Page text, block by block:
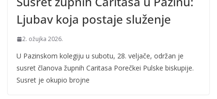
Ljubav koja postaje služenje
2. ožujka 2026.
U Pazinskom kolegiju u subotu, 28. veljače, održan je
susret članova župnih Caritasa Porečkei Pulske biskupije.
Susret je okupio brojne